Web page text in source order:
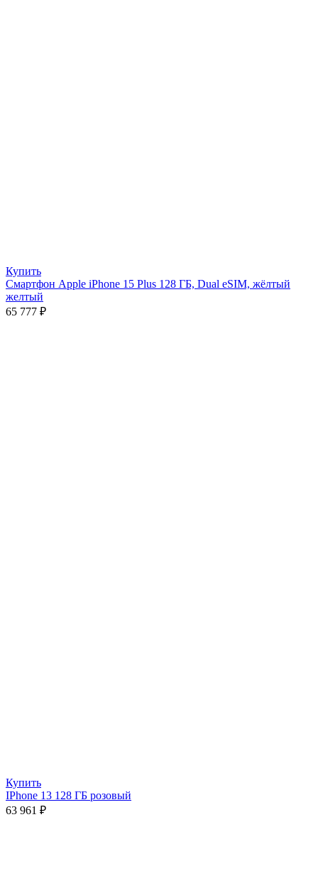
Купить
Смартфон Apple iPhone 15 Plus 128 ГБ, Dual eSIM, жёлтый
желтый
65 777 ₽
Купить
IPhone 13 128 ГБ розовый
63 961 ₽